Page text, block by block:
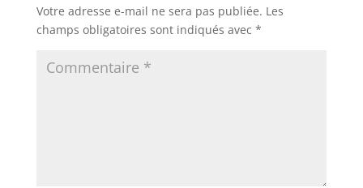
Votre adresse e-mail ne sera pas publiée. Les
champs obligatoires sont indiqués avec *